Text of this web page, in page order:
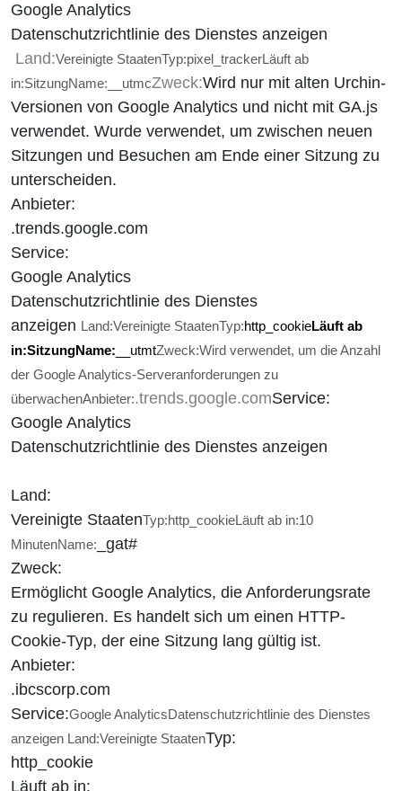
Google Analytics
Datenschutzrichtlinie des Dienstes anzeigen
Land:Vereinigte StaatenTyp:pixel_trackerLäuft ab
in:SitzungName: __utmcZweck:Wird nur mit alten Urchin-
Versionen von Google Analytics und nicht mit GA.js
verwendet. Wurde verwendet, um zwischen neuen
Sitzungen und Besuchen am Ende einer Sitzung zu
unterscheiden.
Anbieter:
.trends.google.com
Service:
Google Analytics
Datenschutzrichtlinie des Dienstes
anzeigen Land:Vereinigte StaatenTyp:http_cookieLäuft ab
in:SitzungName: __utmtZweck:Wird verwendet, um die Anzahl
der Google Analytics-Serveranforderungen zu
überwachenAnbieter:.trends.google.comService:
Google Analytics
Datenschutzrichtlinie des Dienstes anzeigen
Land:
Vereinigte StaatenTyp:http_cookieLäuft ab in:10
MinutenName:
_gat#
Zweck:
Ermöglicht Google Analytics, die Anforderungsrate
zu regulieren. Es handelt sich um einen HTTP-
Cookie-Typ, der eine Sitzung lang gültig ist.
Anbieter:
.ibcscorp.com
Service:Google AnalyticsDatenschutzrichtlinie des Dienstes
anzeigen Land:Vereinigte StaatenTyp:
http_cookie
Läuft ab in: